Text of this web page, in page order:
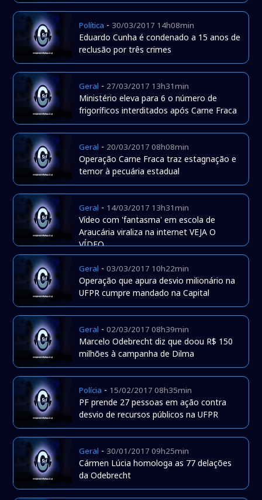
Política - 30/03/2017 14h08min
Eduardo Cunha é condenado a 15 anos de
reclusão por três crimes
Geral - 27/03/2017 13h31min
Ministério eleva para 6 o número de
frigoríficos interditados após Carne Fraca
Geral - 20/03/2017 08h08min
Operação Carne Fraca traz estagnação e
temor à pecuária estadual
Geral - 14/03/2017 13h31min
Vídeo com 'fantasma' em escola de
Araucária viraliza na internet VEJA O
VÍDEO
Geral -03/03/2017 10h22min
Operação que apura desvio milionário na
UFPR cumpre mandado na Capital
Geral -02/03/2017 08h39min
Marcelo Odebrecht diz que doou R$ 150
milhões à campanha de Dilma
Polícia - 15/02/2017 08h35min
PF prende 27 pessoas em ação contra
desvio de recursos públicos na UFPR
Geral - 30/01/2017 09h25min
Cármen Lúcia homologa as 77 delações
da Odebrecht